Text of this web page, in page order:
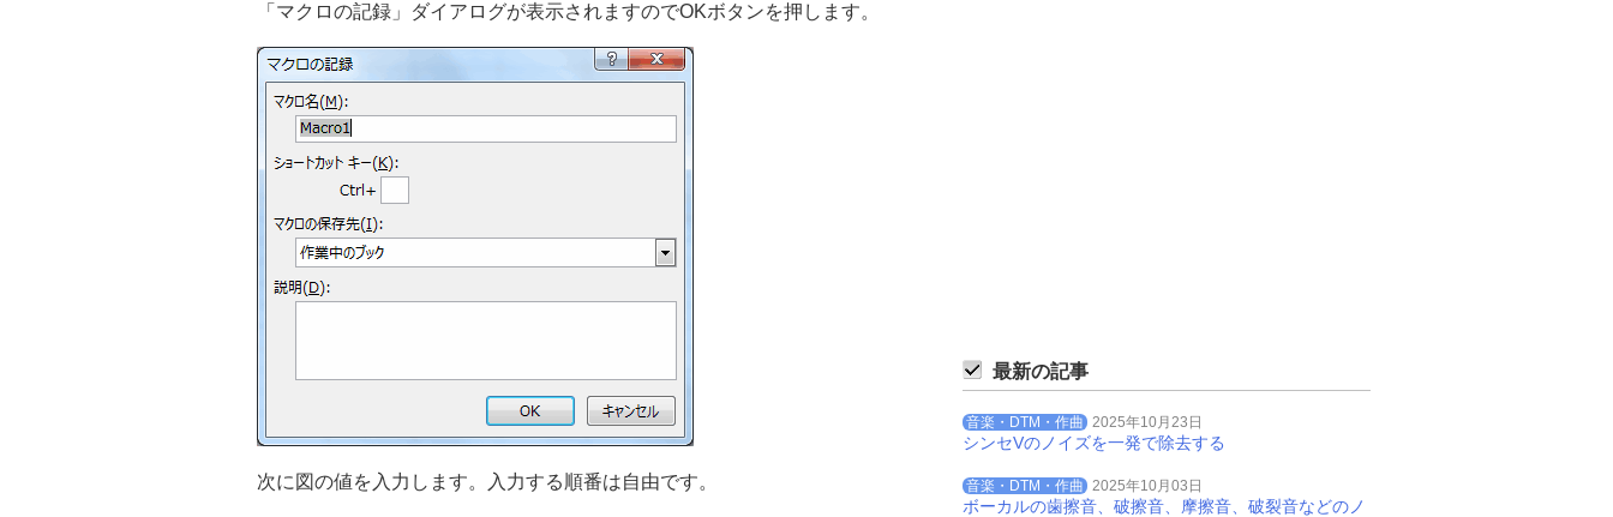
「マクロの記録」ダイアログが表示されますのでOKボタンを押します。
次に図の値を入力します。入力する順番は自由です。
最新の記事
音楽・DTM・作曲 2025年10月23日
シンセVのノイズを一発で除去する
音楽・DTM・作曲 2025年10月03日
ボーカルの歯擦音、破擦音、摩擦音、破裂音などのノ